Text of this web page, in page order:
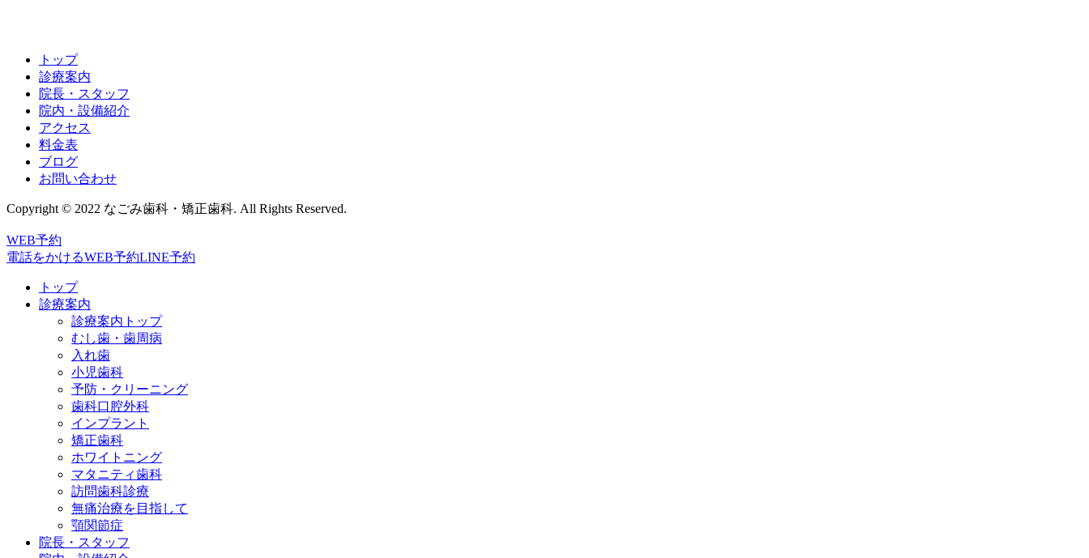
トップ
診療案内
院長・スタッフ
院内・設備紹介
アクセス
料金表
ブログ
お問い合わせ
Copyright © 2022 なごみ歯科・矯正歯科. All Rights Reserved.
WEB予約
電話をかけるWEB予約LINE予約
トップ
診療案内
診療案内トップ
むし歯・歯周病
入れ歯
小児歯科
予防・クリーニング
歯科口腔外科
インプラント
矯正歯科
ホワイトニング
マタニティ歯科
訪問歯科診療
無痛治療を目指して
顎関節症
院長・スタッフ